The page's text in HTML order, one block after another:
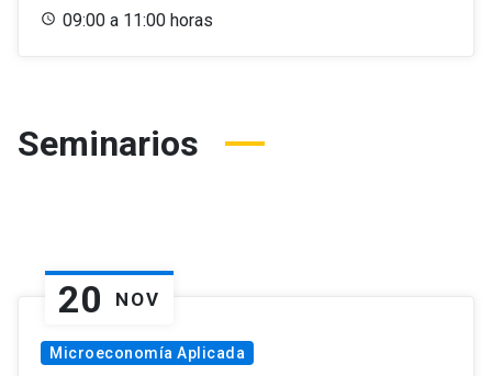
09:00 a 11:00 horas
Seminarios
20 NOV
Microeconomía Aplicada